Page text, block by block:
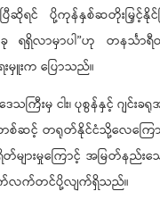
ရင် ပို့ကုန်နှစ်ဆတိုးမြှင့်နို
ရှိလာမှာပါ”ဟု တနင်္သာရီတို
မှူးက ပြောသည်။
ြီးမှ ငါး၊ ပုစွန်နှင့် ဂျင်းခရု
တစ်ဆင့် တရုတ်နိုင်ငံသို့လေကြေ
များမှုကြောင့် အမြတ်နည်
က်လက်တင်ပို့လျက်ရှိသည်။